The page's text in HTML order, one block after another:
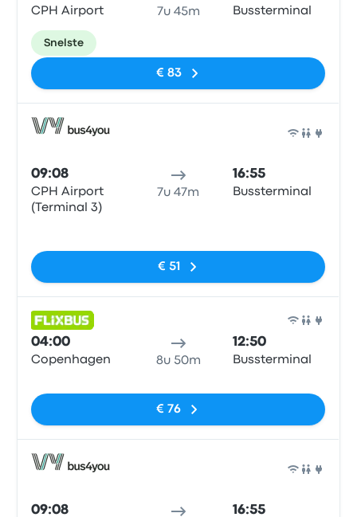
CPH Airport 7u 45m Bussterminal
Snelste
€ 83
09:08
CPH Airport
(Terminal 3)
7u 47m
16:55
Bussterminal
€ 51
04:00
Copenhagen 8u 50m
12:50
Bussterminal
€ 76
09:08 16:55